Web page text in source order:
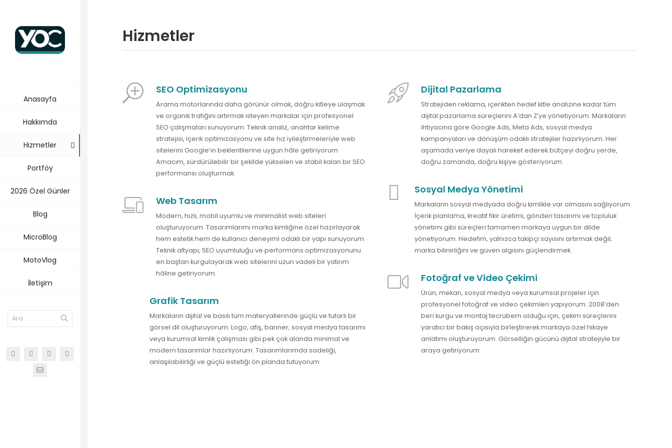
Anasayfa
Hakkımda
Hizmetler
Portföy
2026 Özel Günler
Blog
MicroBlog
MotoVlog
İletişim
Hizmetler
SEO Optimizasyonu
Arama motorlarında daha görünür olmak, doğru kitleye ulaşmak
ve organik trafiğini artırmak isteyen markalar için profesyonel
SEO çalışmaları sunuyorum. Teknik analiz, anahtar kelime
stratejisi, içerik optimizasyonu ve site hız iyileştirmeleriyle web
sitelerini Google’ın beklentilerine uygun hâle getiriyorum.
Amacım, sürdürülebilir bir şekilde yükselen ve stabil kalan bir SEO
performansı oluşturmak.
Web Tasarım
Modern, hızlı, mobil uyumlu ve minimalist web siteleri
oluşturuyorum. Tasarımlarımı marka kimliğine özel hazırlayarak
hem estetik hem de kullanıcı deneyimi odaklı bir yapı sunuyorum.
Teknik altyapı, SEO uyumluluğu ve performans optimizasyonunu
en baştan kurgulayarak web sitelerini uzun vadeli bir yatırım
hâline getiriyorum.
Grafik Tasarım
Markaların dijital ve basılı tüm materyallerinde güçlü ve tutarlı bir
görsel dil oluşturuyorum. Logo, afiş, banner, sosyal medya tasarımı
veya kurumsal kimlik çalışması gibi pek çok alanda minimal ve
modern tasarımlar hazırlıyorum. Tasarımlarımda sadeliği,
anlaşılabilirliği ve güçlü estetiği ön planda tutuyorum.
Dijital Pazarlama
Stratejiden reklama, içerikten hedef kitle analizine kadar tüm
dijital pazarlama süreçlerini A’dan Z’ye yönetiyorum. Markaların
ihtiyacına göre Google Ads, Meta Ads, sosyal medya
kampanyaları ve dönüşüm odaklı stratejiler hazırlıyorum. Her
aşamada veriye dayalı hareket ederek bütçeyi doğru yerde,
doğru zamanda, doğru kişiye gösteriyorum.
Sosyal Medya Yönetimi
Markaların sosyal medyada doğru kimlikle var olmasını sağlıyorum.
İçerik planlama, kreatif fikir üretimi, gönderi tasarımı ve topluluk
yönetimi gibi süreçleri tamamen markaya uygun bir dilde
yönetiyorum. Hedefim, yalnızca takipçi sayısını artırmak değil;
marka bilinirliğini ve güven algısını güçlendirmek.
Fotoğraf ve Video Çekimi
Ürün, mekan, sosyal medya veya kurumsal projeler için
profesyonel fotoğraf ve video çekimleri yapıyorum. 2008’den
beri kurgu ve montaj tecrübem olduğu için, çekim süreçlerini
yaratıcı bir bakış açısıyla birleştirerek markaya özel hikaye
anlatımı oluşturuyorum. Görselliğin gücünü dijital stratejiyle bir
araya getiriyorum.